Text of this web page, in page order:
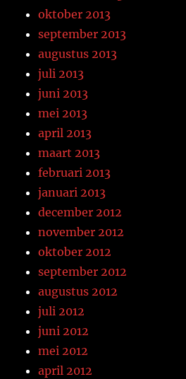
oktober 2013
september 2013
augustus 2013
juli 2013
juni 2013
mei 2013
april 2013
maart 2013
februari 2013
januari 2013
december 2012
november 2012
oktober 2012
september 2012
augustus 2012
juli 2012
juni 2012
mei 2012
april 2012